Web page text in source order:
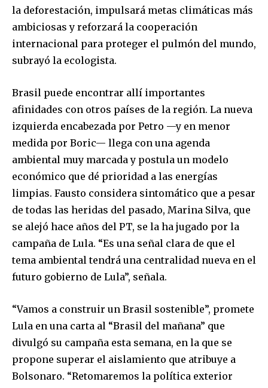
la deforestación, impulsará metas climáticas más
ambiciosas y reforzará la cooperación
internacional para proteger el pulmón del mundo,
subrayó la ecologista.
Brasil puede encontrar allí importantes
afinidades con otros países de la región. La nueva
izquierda encabezada por Petro —y en menor
medida por Boric— llega con una agenda
ambiental muy marcada y postula un modelo
económico que dé prioridad a las energías
limpias. Fausto considera sintomático que a pesar
de todas las heridas del pasado, Marina Silva, que
se alejó hace años del PT, se la ha jugado por la
campaña de Lula. “Es una señal clara de que el
tema ambiental tendrá una centralidad nueva en el
futuro gobierno de Lula”, señala.
“Vamos a construir un Brasil sostenible”, promete
Lula en una carta al “Brasil del mañana” que
divulgó su campaña esta semana, en la que se
propone superar el aislamiento que atribuye a
Bolsonaro. “Retomaremos la política exterior